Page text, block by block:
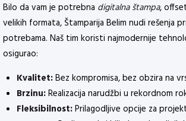
Bilo da vam je potrebna digitalna štampa,
velikih formata, Štamparija Belim nudi rešenja
potrebama. Naš tim koristi najmodernije
osigurao:
Kvalitet:Bez kompromisa, bez obzira na
Brzinu:Realizacija narudžbi u rekordnom
Fleksibilnost:Prilagodljive opcije za